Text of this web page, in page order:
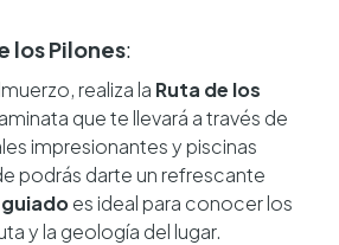
los Pilones:
realiza la Ruta de los
que te llevará a través de
impresionantes y piscinas
podrás darte un refrescante
es ideal para conocer los
y la geología del lugar.